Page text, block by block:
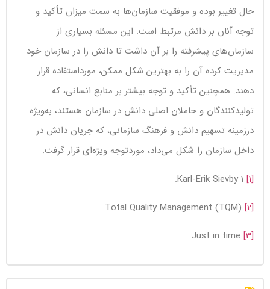
حال تغییر بوده و موفقیت سازمان‌ها به سمت میزان تأکید و
توجه آنان بر دانش مرتبط است. این مسئله بسیاری از
سازمان‌های پیشرفته را بر آن داشت تا دانش را در سازمان خود
مدیریت کرده آن را به بهترین شکل ممکن، مورداستفاده قرار
دهند. همچنین تأکید و توجه بیشتر بر منابع انسانی، که
تولیدکنندگان و حاملان اصلی دانش در سازمان هستند، به‌ویژه
درزمینه تسهیم دانش و فرهنگ سازمانی، که جریان دانش در
داخل سازمان را شکل می‌داد، موردتوجه ویژه‌ای قرار گرفت.
[1]
[2]
[3]